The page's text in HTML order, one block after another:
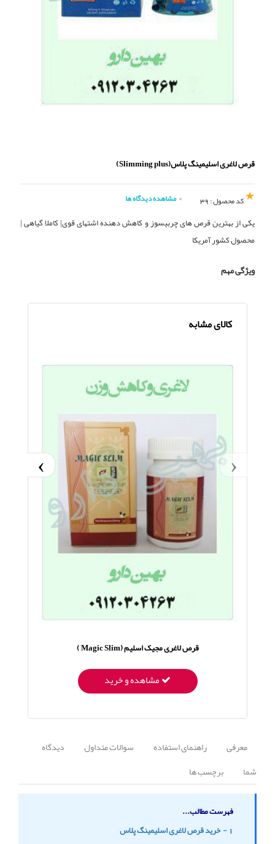
قرص لاغری اسلیمینگ پلاس(Slimming plus)
کد محصول : 39 مشاهده دیدگاه ها
یکی از بهترین قرص های چربیسوز و کاهش دهنده اشتهای قوی| کاملا گیاهی |
محصول کشور آمریکا
ویژگی مهم
کالای مشابه
قرص لاغری مجیک اسلیم (Magic Slim )
مشاهده و خرید
‹
›
معرفی راهنمای استفاده سوالات متداول
دیدگاه
شما
برچسب ها
فهرست مطالب...
1 - خرید قرص لاغری اسلیمینگ پلاس